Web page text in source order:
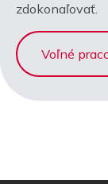
zdokonaľovať.
Voľné